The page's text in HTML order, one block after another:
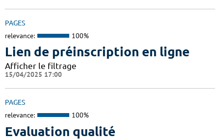
PAGES
relevance: 100%
Lien de préinscription en ligne
Afficher le filtrage
15/04/2025 17:00
PAGES
relevance: 100%
Evaluation qualité